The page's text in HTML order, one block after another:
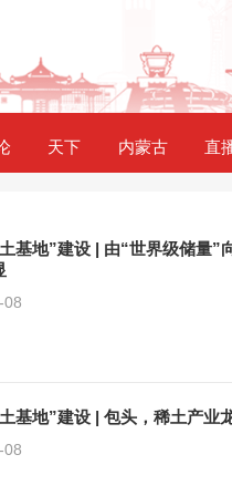
天下 内蒙古 直
基地”建设 | 由“世界级储量”
08
基地”建设 | 包头，稀土产业
08